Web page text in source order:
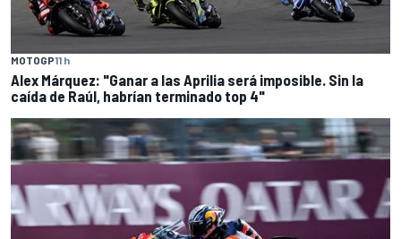
MOTOGP11 h
Alex Márquez: "Ganar a las Aprilia será imposible. Sin la
caída de Raúl, habrían terminado top 4"